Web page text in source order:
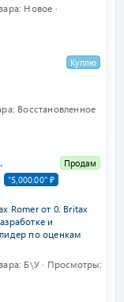
Новое
Куплю
Восстановленное
Продам
"5,000.00" ₽
Romer от 0. Britax
и
по оценкам
Б\У
Просмотры